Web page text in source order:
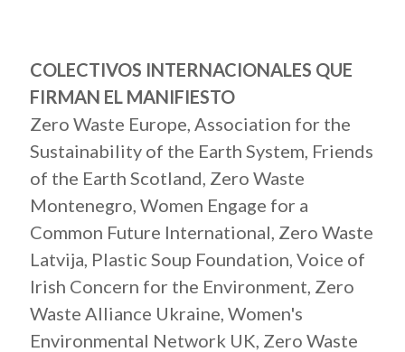
COLECTIVOS INTERNACIONALES QUE
FIRMAN EL MANIFIESTO
Zero Waste Europe, Association for the
Sustainability of the Earth System, Friends
of the Earth Scotland, Zero Waste
Montenegro, Women Engage for a
Common Future International, Zero Waste
Latvija, Plastic Soup Foundation, Voice of
Irish Concern for the Environment, Zero
Waste Alliance Ukraine, Women's
Environmental Network UK, Zero Waste